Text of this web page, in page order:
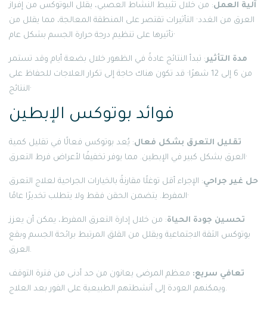
آلية العمل: من خلال تثبيط النشاط العصبي، يقلل البوتوكس من إفراز
العرق من الغدد· التأثيرات تقتصر على المنطقة المعالجة، مما يقلل من
تأثيرها على تنظيم درجة حرارة الجسم بشكل عام·
مدة التأثير : تبدأ النتائج عادةً في الظهور خلال بضعة أيام وقد تستمر
من 6 إلى 12 شهرًا· قد تكون هناك حاجة إلى تكرار العلاجات للحفاظ على
النتائج·
فوائد بوتوكس الإبطين
تقليل التعرق بشكل فعال: يُعد بوتوكس فعالًا في تقليل كمية
العرق بشكل كبير في الإبطين. مما يوفر تخفيفًا لأعراض فرط التعرق·
حل غير جراحي: الإجراء أقل توغلًا مقارنةً بالخيارات الجراحية لعلاج التعرق
المفرط. يتضمن الحقن فقط ولا يتطلب تخديرًا عامًا·
تحسين جودة الحياة: من خلال إدارة التعرق المفرط، يمكن أن يعزز
بوتوكس الثقة الاجتماعية ويقلل من القلق المرتبط برائحة الجسم وبقع
العرق.
تعافي سريع: معظم المرضى يعانون من حد أدنى من فترة التوقف
ويمكنهم العودة إلى أنشطتهم الطبيعية على الفور بعد العلاج.